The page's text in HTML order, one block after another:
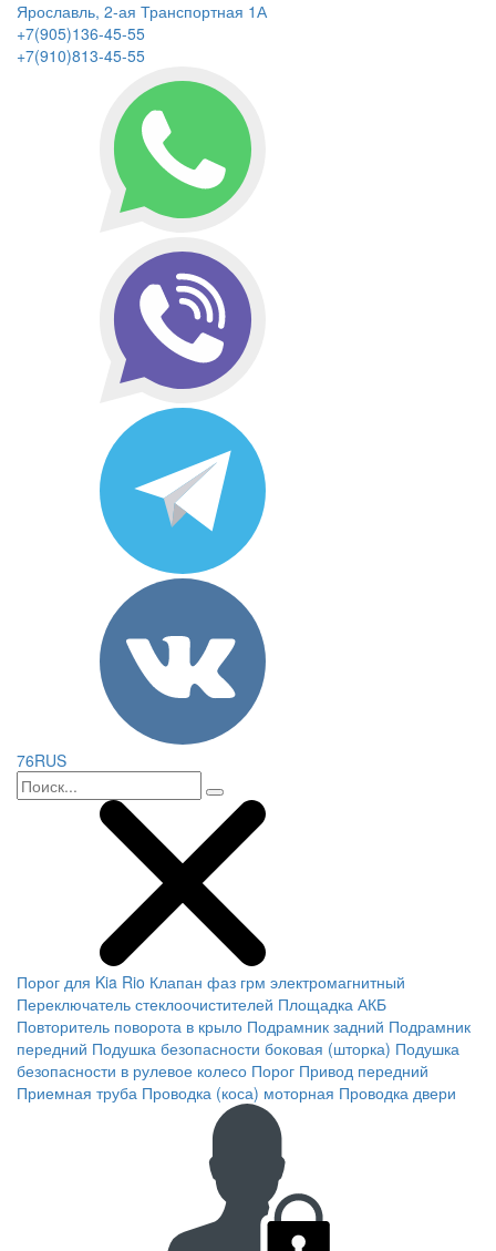
Ярославль, 2-ая Транспортная 1А
+7(905)136-45-55
+7(910)813-45-55
76RUS
Порог для Kia Rio Клапан фаз грм электромагнитный
Переключатель стеклоочистителей Площадка АКБ
Повторитель поворота в крыло Подрамник задний Подрамник
передний Подушка безопасности боковая (шторка) Подушка
безопасности в рулевое колесо Порог Привод передний
Приемная труба Проводка (коса) моторная Проводка двери